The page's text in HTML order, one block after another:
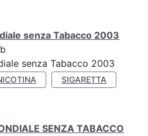
senza Tabacco 2003
senza Tabacco 2003
SIGARETTA
SENZA TABACCO